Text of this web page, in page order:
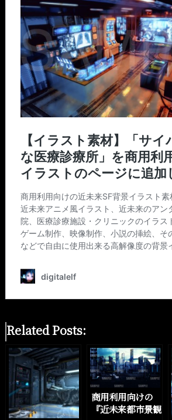
Related Posts:
商用利用向けの
『近未来都市景観